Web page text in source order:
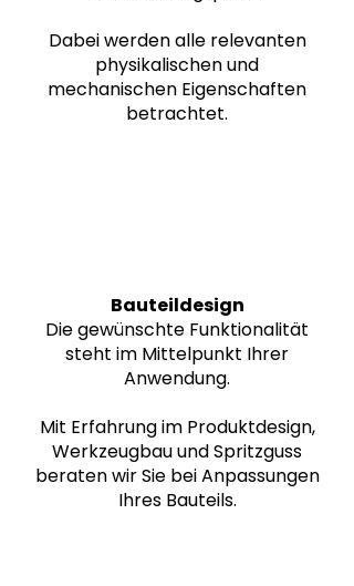
Dabei werden alle relevanten
physikalischen und
mechanischen Eigenschaften
betrachtet.
Bauteildesign
Die gewünschte Funktionalität
steht im Mittelpunkt Ihrer
Anwendung.
Mit Erfahrung im Produktdesign,
Werkzeugbau und Spritzguss
beraten wir Sie bei Anpassungen
Ihres Bauteils.